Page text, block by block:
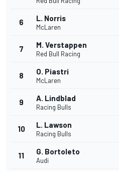
6 L. Norris
McLaren
7 M. Verstappen
Red Bull Racing
8 O. Piastri
McLaren
9 A. Lindblad
Racing Bulls
10 L. Lawson
Racing Bulls
11 G. Bortoleto
Audi